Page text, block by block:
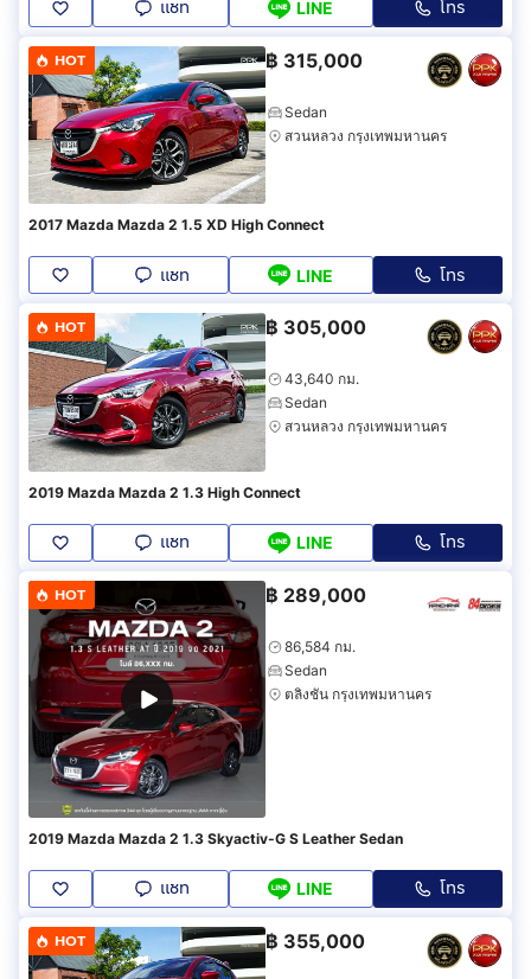
แชท LINE โทร
HOT ฿ 315,000
Sedan
สวนหลวง กรุงเทพมหานคร
2017 Mazda Mazda 2 1.5 XD High Connect
แชท LINE โทร
HOT ฿ 305,000
43,640 กม.
Sedan
สวนหลวง กรุงเทพมหานคร
2019 Mazda Mazda 2 1.3 High Connect
แชท LINE โทร
HOT ฿ 289,000
86,584 กม.
Sedan
ตลิ่งชัน กรุงเทพมหานคร
2019 Mazda Mazda 2 1.3 Skyactiv-G S Leather Sedan
แชท LINE โทร
HOT ฿ 355,000